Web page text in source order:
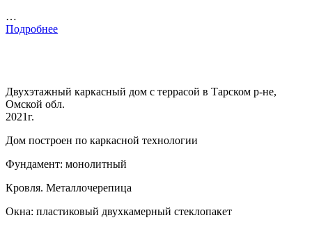
…
Подробнее
Двухэтажный каркасный дом с террасой в Тарском р-не,
Омской обл.
2021г.
Дом построен по каркасной технологии
Фундамент: монолитный
Кровля. Металлочерепица
Окна: пластиковый двухкамерный стеклопакет